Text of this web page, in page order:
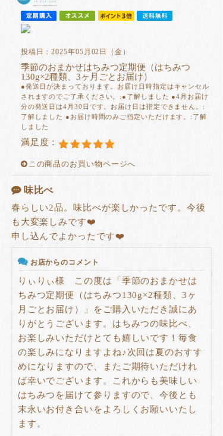
投稿日：2025年05月02日（金）
季節のおまかせはちみつ定期便（はちみつ
130g×2種類、3ヶ月ごとお届け）
●発送日が決まっております。お届け日時指定はキャンセル
されますのでご了承ください。:●了解しました ●4月お届け
分の発送日は4月30日です。お届け日は指定できません。:
了解しました ●お届け時間のみご指定いただけます。:了解
しました
満足度：
この商品のお買い物ページへ
味比べ
春らしい2品。味比べが楽しかったです。今後
も大変楽しみです❤️
申し込んでよかったです❤️
お店からのコメント
りぃりぃ様 この度は「季節のおまかせは
ちみつ定期便（はちみつ130g×2種類、3ヶ
月ごとお届け）」をご購入いただき誠にあ
りがとうございます。はちみつの味比べ、
お楽しみいただけとても嬉しいです！毎食
の楽しみになりますよね♪次回は夏のおすす
めになりますので、またご期待いただけれ
ば幸いでございます。これからも美味しい
はちみつを届けて参りますので、今後とも
末永いお付き合いをよろしくお願いいたし
ます。